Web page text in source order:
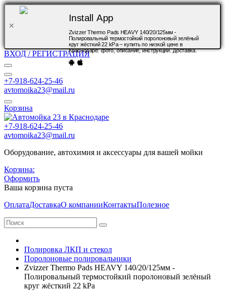
Install App
Zvizzer Thermo Pads HEAVY 140/20/125мм -
Полировальный термостойкий поролоновый зелёный
круг жёсткий 22 kPa – купить по низкой цене в
Краснодаре: фото, описание, инструкции. Доставка.
ВХОД / РЕГИСТРАЦИЯ
+7-918-624-25-46
avtomoika23@mail.ru
Корзина
+7-918-624-25-46
avtomoika23@mail.ru
Оборудование, автохимия и аксессуары для вашей мойки
Корзина:
Оформить
Ваша корзина пуста
ОплатаДоставкаО компанииКонтактыПолезное
Полировка ЛКП и стекол
Поролоновые полировальники
Zvizzer Thermo Pads HEAVY 140/20/125мм -
Полировальный термостойкий поролоновый зелёный
круг жёсткий 22 kPa